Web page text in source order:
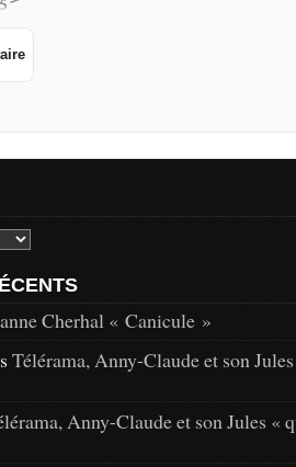
Cherhal « Canicule »
Télérama, Anny-Claude et son
Anny-Claude et son Jules «